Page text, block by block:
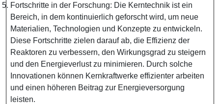
Fortschritte in der Forschung: Die Kerntechnik ist ein
Bereich, in dem kontinuierlich geforscht wird, um neue
Materialien, Technologien und Konzepte zu entwickeln.
Diese Fortschritte zielen darauf ab, die Effizienz der
Reaktoren zu verbessern, den Wirkungsgrad zu steigern
und den Energieverlust zu minimieren. Durch solche
Innovationen können Kernkraftwerke effizienter arbeiten
und einen höheren Beitrag zur Energieversorgung
leisten.